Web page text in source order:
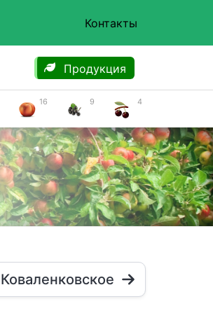
Контакты
Продукция
16 9 4
Коваленковское